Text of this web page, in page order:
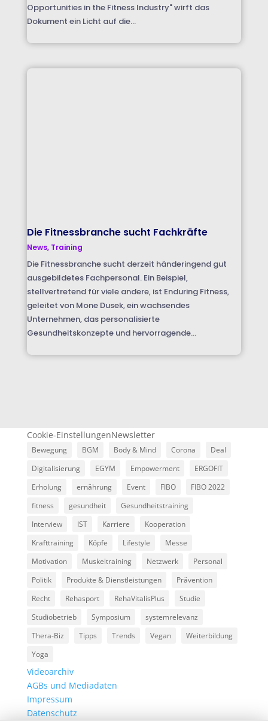
Opportunities in the Fitness Industry" wirft das
Dokument ein Licht auf die...
Die Fitnessbranche sucht Fachkräfte
News, Training
Die Fitnessbranche sucht derzeit händeringend gut
ausgebildetes Fachpersonal. Ein Beispiel,
stellvertretend für viele andere, ist Enduring Fitness,
geleitet von Mone Dusek, ein wachsendes
Unternehmen, das personalisierte
Gesundheitskonzepte und hervorragende...
Cookie-EinstellungenNewsletter
Bewegung BGM Body & Mind Corona
Deal
Digitalisierung
EGYM Empowerment
ERGOFIT
Erholung
ernährung Event FIBO
FIBO 2022
fitness
gesundheit
Gesundheitstraining
Interview
IST Karriere
Kooperation
Krafttraining
Köpfe Lifestyle
Messe
Motivation
Muskeltraining Netzwerk
Personal
Politik
Produkte & Dienstleistungen
Prävention
Recht
Rehasport RehaVitalisPlus
Studie
Studiobetrieb
Symposium
systemrelevanz
Thera-Biz
Tipps Trends Vegan
Weiterbildung
Yoga
Videoarchiv
AGBs und Mediadaten
Impressum
Datenschutz